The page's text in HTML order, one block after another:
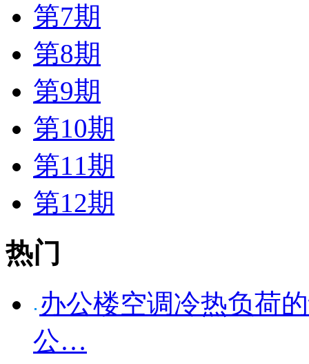
第7期
第8期
第9期
第10期
第11期
第12期
热门
办公楼空调冷热负荷
公…